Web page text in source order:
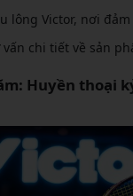
lông Victor, nơi
chi tiết về sản
Huyền thoại